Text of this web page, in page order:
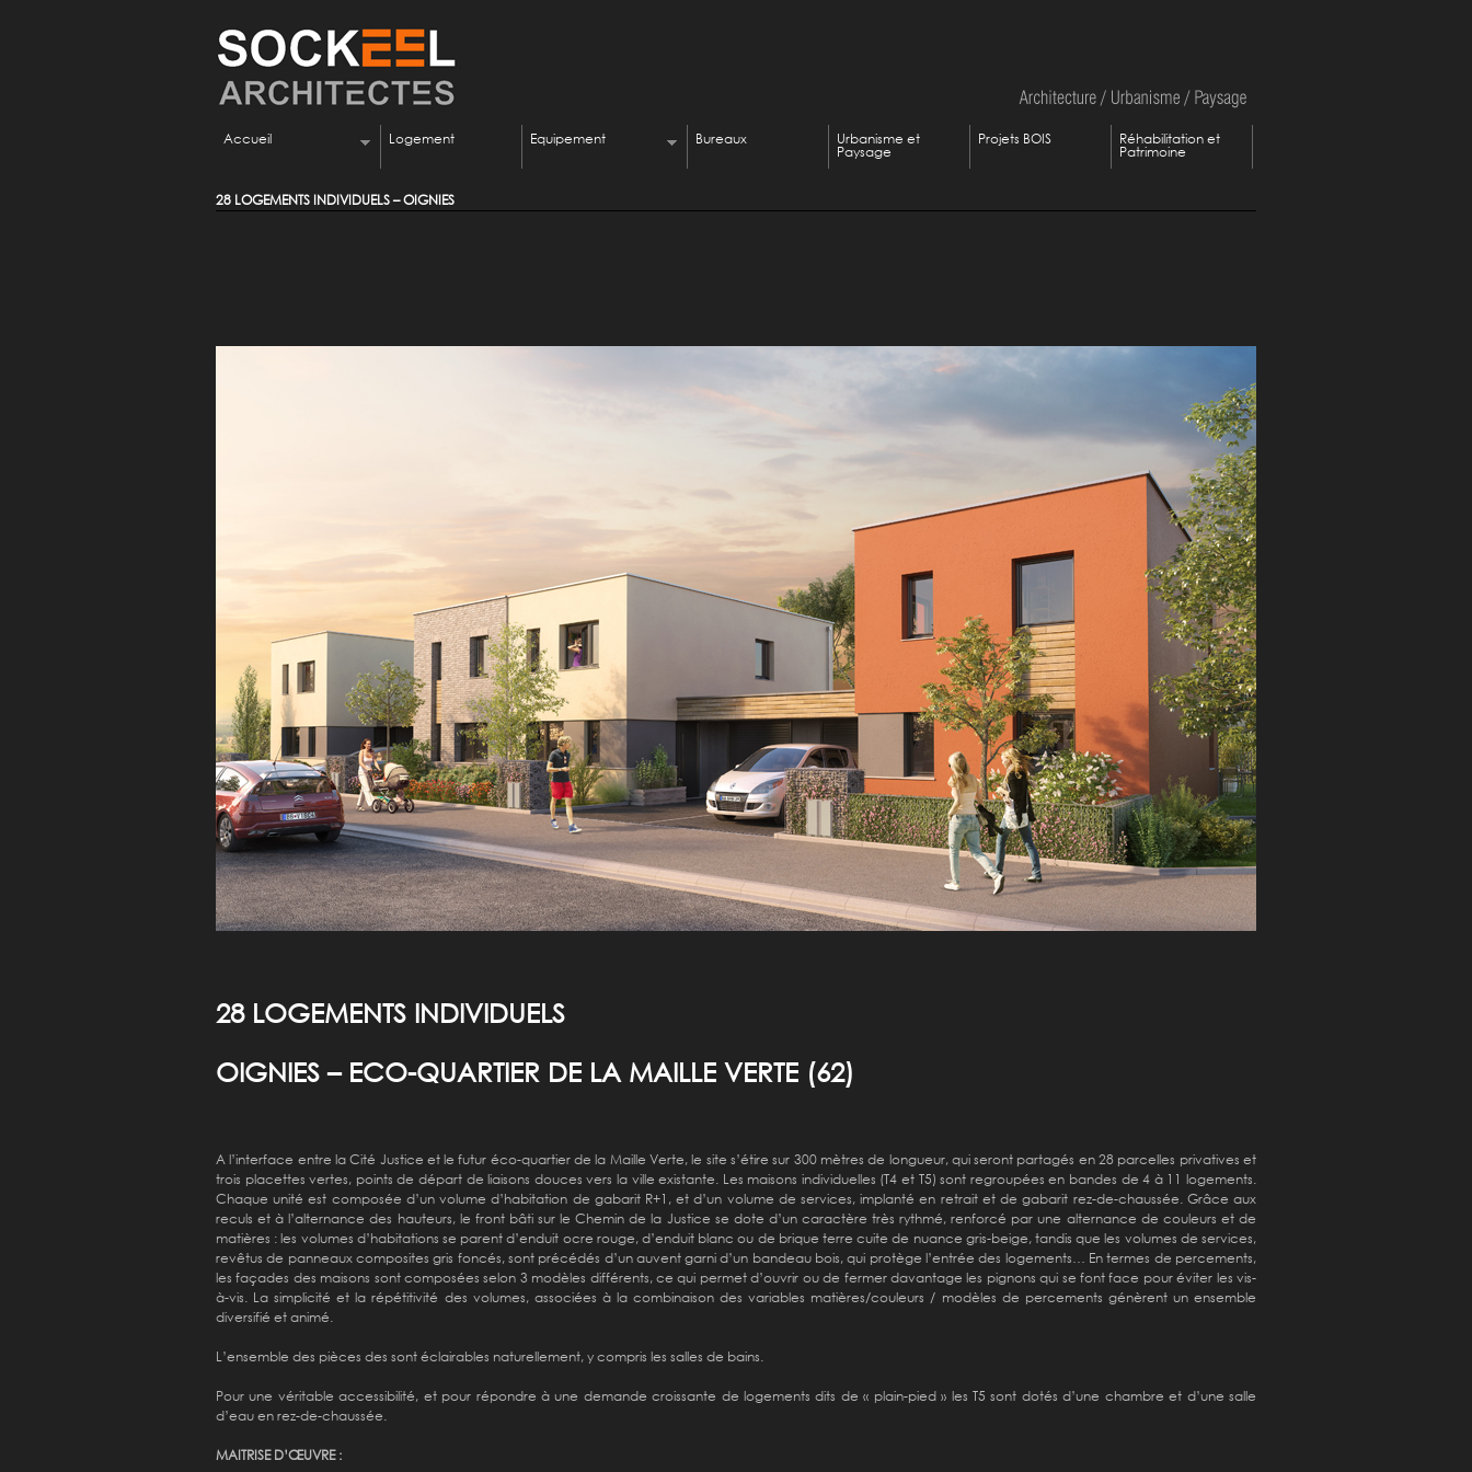
Accueil Logement Equipement Bureaux Urbanisme et
Paysage
Projets BOIS Réhabilitation et
Patrimoine
28 LOGEMENTS INDIVIDUELS – OIGNIES
28 LOGEMENTS INDIVIDUELS
OIGNIES – ECO-QUARTIER DE LA MAILLE VERTE (62)
A l’interface entre la Cité Justice et le futur éco-quartier de la Maille Verte, le site s’étire sur 300 mètres de longueur, qui seront partagés en 28 parcelles privatives et
trois placettes vertes, points de départ de liaisons douces vers la ville existante. Les maisons individuelles (T4 et T5) sont regroupées en bandes de 4 à 11 logements.
Chaque unité est composée d’un volume d’habitation de gabarit R+1, et d’un volume de services, implanté en retrait et de gabarit rez-de-chaussée. Grâce aux
reculs et à l’alternance des hauteurs, le front bâti sur le Chemin de la Justice se dote d’un caractère très rythmé, renforcé par une alternance de couleurs et de
matières : les volumes d’habitations se parent d’enduit ocre rouge, d’enduit blanc ou de brique terre cuite de nuance gris-beige, tandis que les volumes de services,
revêtus de panneaux composites gris foncés, sont précédés d’un auvent garni d’un bandeau bois, qui protège l’entrée des logements… En termes de percements,
les façades des maisons sont composées selon 3 modèles différents, ce qui permet d’ouvrir ou de fermer davantage les pignons qui se font face pour éviter les vis-
à-vis. La simplicité et la répétitivité des volumes, associées à la combinaison des variables matières/couleurs / modèles de percements génèrent un ensemble
diversifié et animé.
L’ensemble des pièces des sont éclairables naturellement, y compris les salles de bains.
Pour une véritable accessibilité, et pour répondre à une demande croissante de logements dits de « plain-pied » les T5 sont dotés d’une chambre et d’une salle
d’eau en rez-de-chaussée.
MAITRISE D’ŒUVRE :